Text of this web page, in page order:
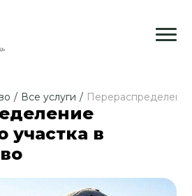
/ Все услуги /
участка в